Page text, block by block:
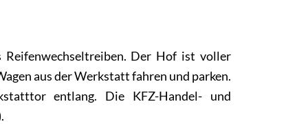
Der Hof ist voller
aus der Werkstatt fahren und parken.
entlang. Die KFZ-Handel- und